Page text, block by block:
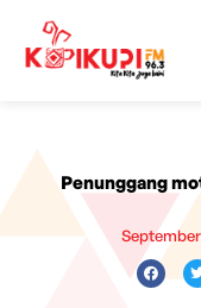
Penunggang